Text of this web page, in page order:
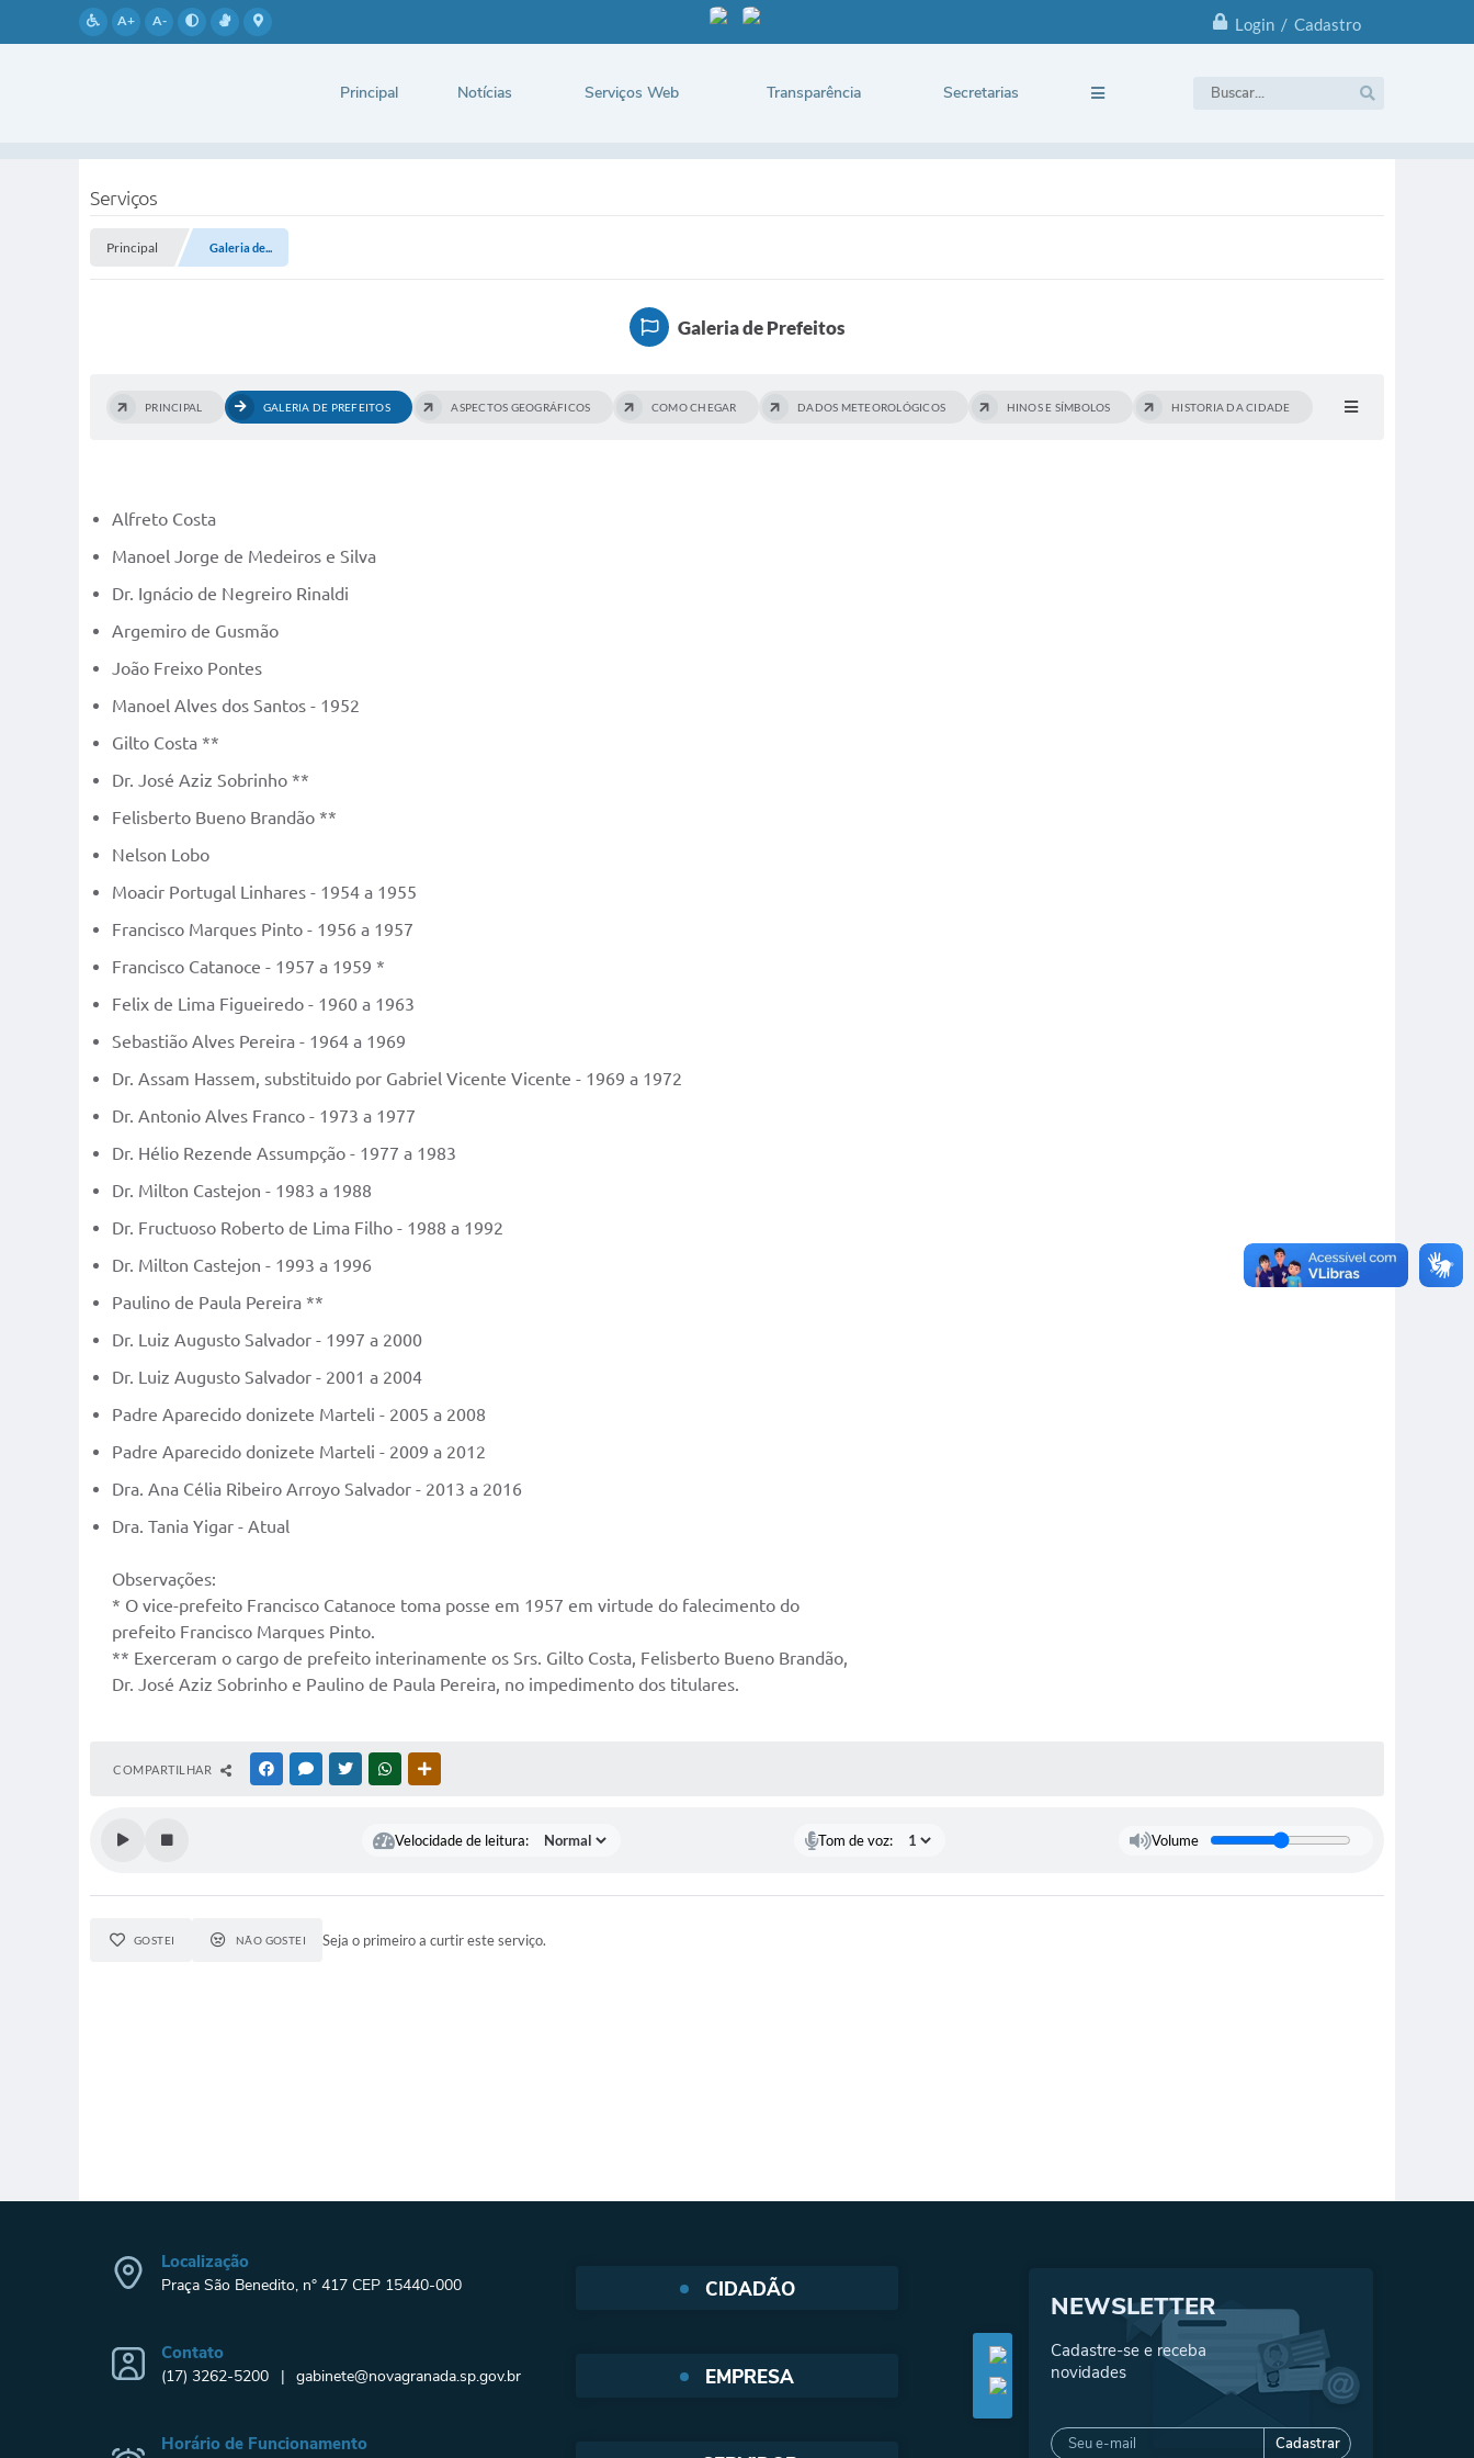
Login / Cadastro
A+ A-
Principal Notícias Serviços Web Transparência Secretarias
Serviços
Principal Galeria de...
Galeria de Prefeitos
PRINCIPAL GALERIA DE PREFEITOS ASPECTOS GEOGRÁFICOS COMO CHEGAR DADOS METEOROLÓGICOS HINOS E SÍMBOLOS HISTORIA DA CIDADE
Alfreto Costa
Manoel Jorge de Medeiros e Silva
Dr. Ignácio de Negreiro Rinaldi
Argemiro de Gusmão
João Freixo Pontes
Manoel Alves dos Santos - 1952
Gilto Costa **
Dr. José Aziz Sobrinho **
Felisberto Bueno Brandão **
Nelson Lobo
Moacir Portugal Linhares - 1954 a 1955
Francisco Marques Pinto - 1956 a 1957
Francisco Catanoce - 1957 a 1959 *
Felix de Lima Figueiredo - 1960 a 1963
Sebastião Alves Pereira - 1964 a 1969
Dr. Assam Hassem, substituido por Gabriel Vicente Vicente - 1969 a 1972
Dr. Antonio Alves Franco - 1973 a 1977
Dr. Hélio Rezende Assumpção - 1977 a 1983
Dr. Milton Castejon - 1983 a 1988
Dr. Fructuoso Roberto de Lima Filho - 1988 a 1992
Dr. Milton Castejon - 1993 a 1996
Paulino de Paula Pereira **
Dr. Luiz Augusto Salvador - 1997 a 2000
Dr. Luiz Augusto Salvador - 2001 a 2004
Padre Aparecido donizete Marteli - 2005 a 2008
Padre Aparecido donizete Marteli - 2009 a 2012
Dra. Ana Célia Ribeiro Arroyo Salvador - 2013 a 2016
Dra. Tania Yigar - Atual
Observações:
* O vice-prefeito Francisco Catanoce toma posse em 1957 em virtude do falecimento do
prefeito Francisco Marques Pinto.
** Exerceram o cargo de prefeito interinamente os Srs. Gilto Costa, Felisberto Bueno Brandão,
Dr. José Aziz Sobrinho e Paulino de Paula Pereira, no impedimento dos titulares.
COMPARTILHAR FACEBOOKMESSENGER
TWITTERWHATSAPP
Velocidade de leitura: Tom de voz: Volume
GOSTEI NÃO GOSTEI Seja o primeiro a curtir este serviço.
Localização
Praça São Benedito, n° 417 CEP 15440-000
Contato
(17) 3262-5200 gabinete@novagranada.sp.gov.br
Horário de Funcionamento
CIDADÃO
SIC - Serviço de Informação ao
EMPRESA
NEWSLETTER
Cadastre-se e receba
novidades
Cadastrar